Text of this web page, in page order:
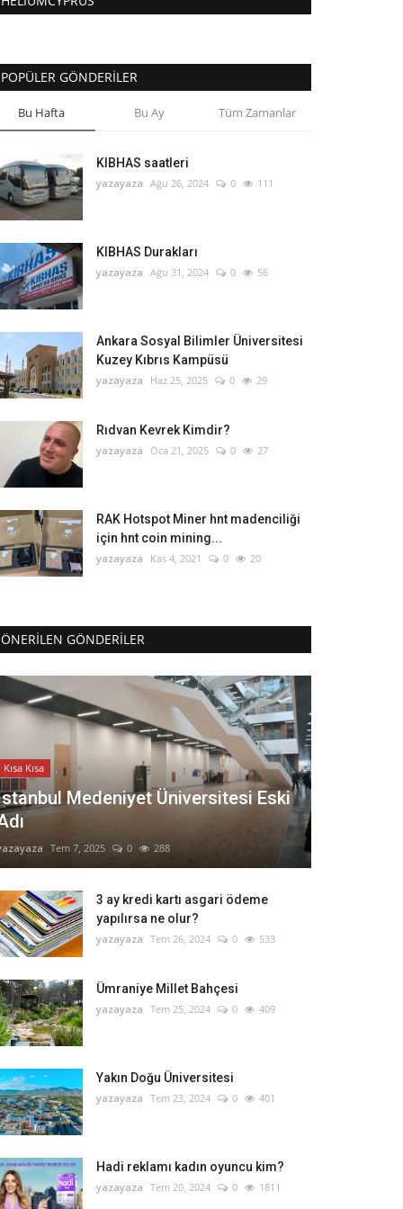
POPÜLER GÖNDERILER
Bu Hafta Bu Ay Tüm Zamanlar
KIBHAS saatleri
yazayaza Ağu 26, 2024 0 111
KIBHAS Durakları
yazayaza Ağu 31, 2024 0 56
Ankara Sosyal Bilimler Üniversitesi
Kuzey Kıbrıs Kampüsü
yazayaza Haz 25, 2025 0 29
Rıdvan Kevrek Kimdir?
yazayaza Oca 21, 2025 0 27
RAK Hotspot Miner hnt madenciliği
için hnt coin mining...
yazayaza Kas 4, 2021 0 20
ÖNERILEN GÖNDERILER
Kısa Kısa
Medeniyet Üniversitesi Eski
Tem 7, 2025 0 288
3 ay kredi kartı asgari ödeme
yapılırsa ne olur?
yazayaza Tem 26, 2024 0 533
Ümraniye Millet Bahçesi
yazayaza Tem 25, 2024 0 409
Yakın Doğu Üniversitesi
yazayaza Tem 23, 2024 0 401
Hadi reklamı kadın oyuncu kim?
yazayaza Tem 20, 2024 0 1811